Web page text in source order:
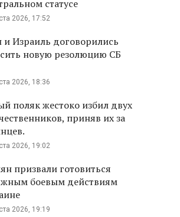
статусе
2026, 17:52
и Израиль договорились
новую резолюцию СБ
2026, 18:36
поляк жестоко избил двух
приняв их за
2026, 19:02
призвали готовиться
боевым действиям
2026, 19:19